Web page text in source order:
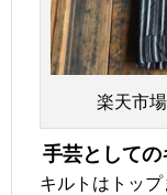
楽天市
手芸としての
キルトはトッ